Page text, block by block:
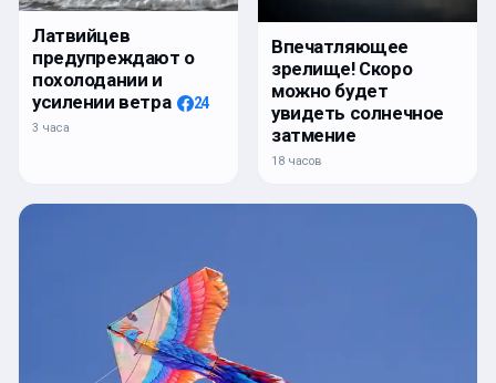
Латвийцев
предупреждают о
похолодании и
усилении ветра
24
3 часа
Впечатляющее
зрелище! Скоро
можно будет
увидеть солнечное
затмение
18 часов